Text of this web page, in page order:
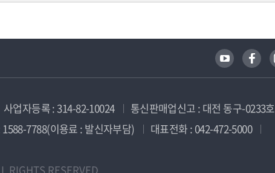
사업자등록 : 314-82-10024
통신판매업신고 : 대전 동구-0233호
7788(이용료 : 발신자부담)
대표전화 : 042-472-5000
RESERVED.